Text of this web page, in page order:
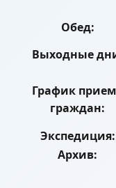
Обед:
Выходные
График
граждан:
Экспедиция:
Архив: